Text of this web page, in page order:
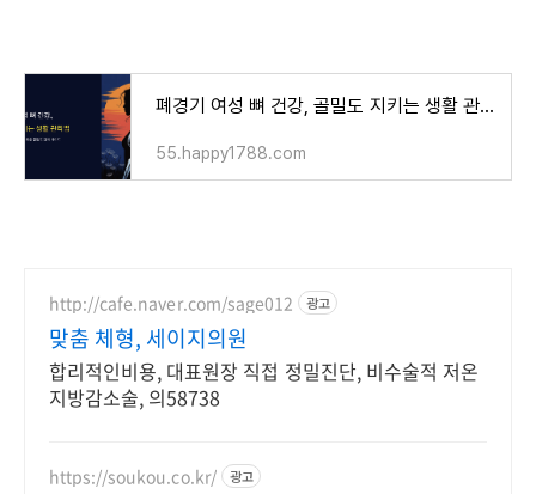
폐경기 여성 뼈 건강, 골밀도 지키는 생활 관리법
55.happy1788.com
http://cafe.naver.com/sage012 광고
맞춤 체형, 세이지의원
합리적인비용, 대표원장 직접 정밀진단, 비수술적 저온
지방감소술, 의58738
https://soukou.co.kr/ 광고